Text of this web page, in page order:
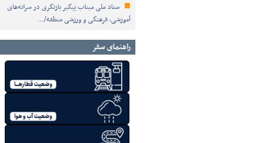
ستاد ملی میناب پیگیر بازنگری در سرانه‌های
آموزشی، فرهنگی و ورزشی منطقه/…
راهنمای سفر